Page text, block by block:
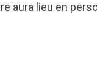
aura lieu en